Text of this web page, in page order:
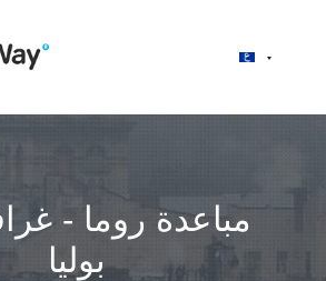
مباعدة روما -
بوليا